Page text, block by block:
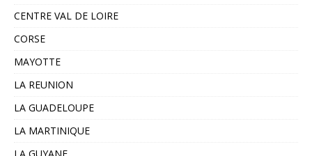
CENTRE VAL DE LOIRE
CORSE
MAYOTTE
LA REUNION
LA GUADELOUPE
LA MARTINIQUE
LA GUYANE